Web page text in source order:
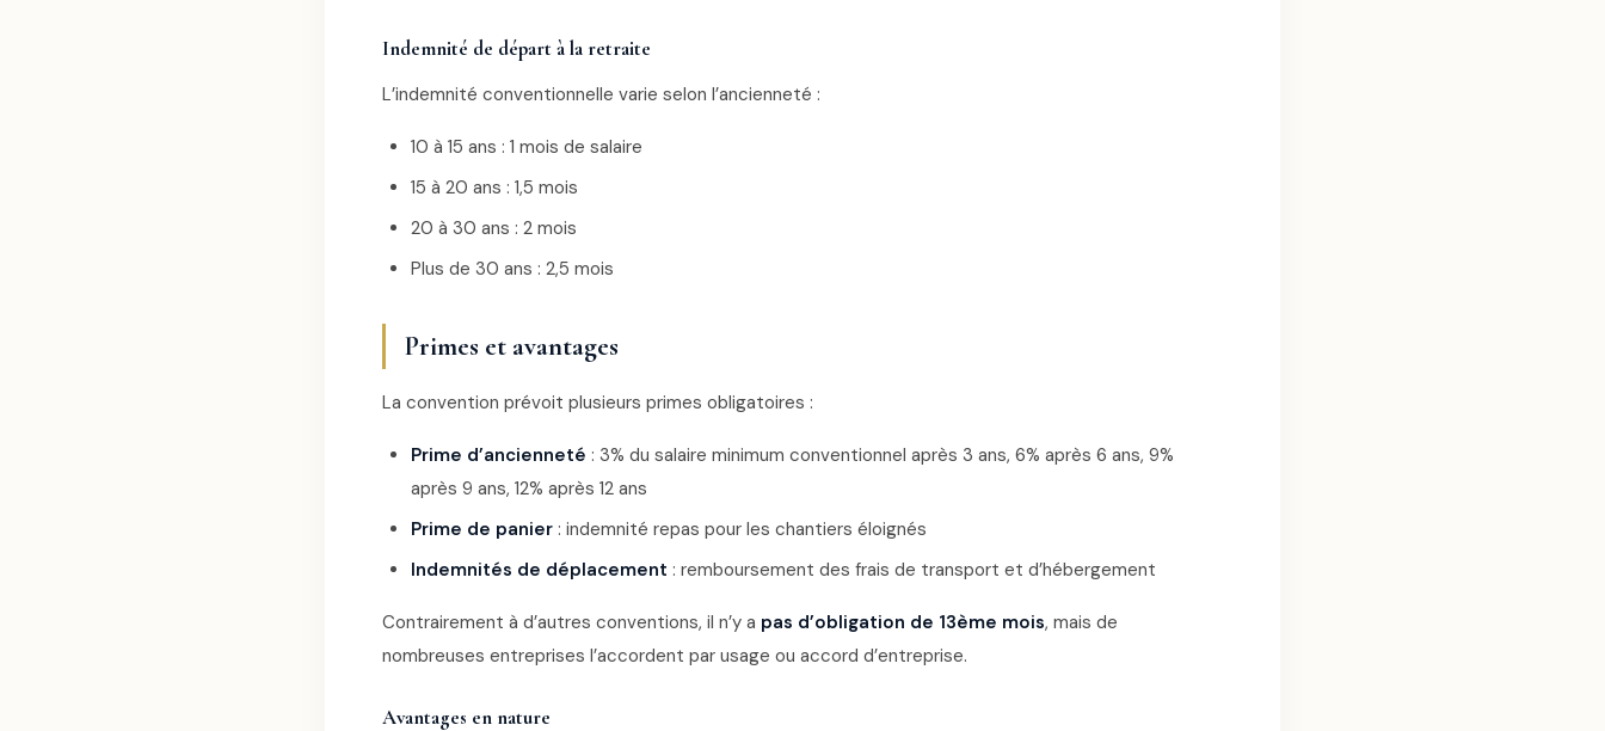
Indemnité de départ à la retraite
L’indemnité conventionnelle varie selon l’ancienneté :
10 à 15 ans : 1 mois de salaire
15 à 20 ans : 1,5 mois
20 à 30 ans : 2 mois
Plus de 30 ans : 2,5 mois
Primes et avantages
La convention prévoit plusieurs primes obligatoires :
Prime d’ancienneté : 3% du salaire minimum conventionnel après 3 ans, 6% après 6 ans, 9%
après 9 ans, 12% après 12 ans
Prime de panier : indemnité repas pour les chantiers éloignés
Indemnités de déplacement : remboursement des frais de transport et d’hébergement
Contrairement à d’autres conventions, il n’y a pas d’obligation de 13ème mois, mais de
nombreuses entreprises l’accordent par usage ou accord d’entreprise.
Avantages en nature